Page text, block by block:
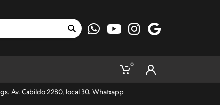
0
Av. Cabildo 2280, local 30. Whatsapp